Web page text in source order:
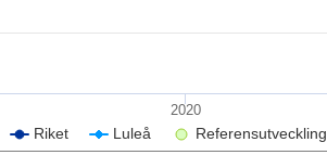
Riket Luleå Referensutveckling
2020